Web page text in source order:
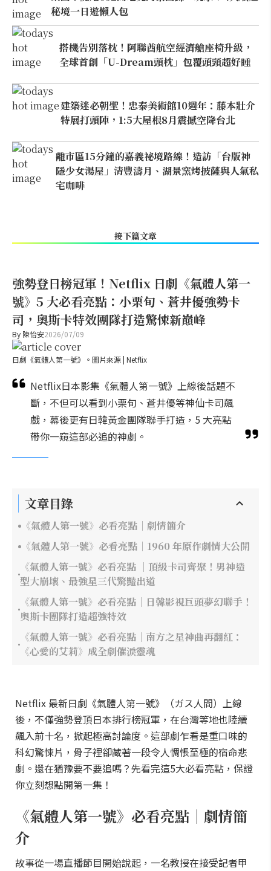
秘境一日遊懶人包
搭機告別落枕！阿聯酋航空經濟艙座椅升級，
全球首創「U-Dream頭枕」包覆頭頸超好睡
建築迷必朝聖！忠泰美術館10週年：藤本壯介
特展打頭陣，1:5大屋根8月震撼空降台北
離市區15分鐘的嘉義祕境路線！造訪「台版神
隱少女湯屋」清豐濤月、湖景窯烤披薩與人氣私
宅咖啡
接下篇文章
強勢登日榜冠軍！Netflix 日劇《氣體人第一
號》5 大必看亮點：小栗旬、蒼井優強勢卡
司，奧斯卡特效團隊打造驚悚新巔峰
By 陳怡安2026/07/09
日劇《氣體人第一號》。圖片來源 | Netflix
Netflix日本影集《氣體人第一號》上線後話題不
斷，不但可以看到小栗旬、蒼井優等神仙卡司飆
戲，幕後更有日韓黃金團隊聯手打造，5 大亮點
帶你一窺這部必追的神劇。
文章目錄
《氣體人第一號》必看亮點｜劇情簡介
《氣體人第一號》必看亮點｜1960 年原作劇情大公開
《氣體人第一號》必看亮點 ｜頂級卡司齊聚！男神造
型大崩壞、最強星三代驚豔出道
《氣體人第一號》必看亮點｜日韓影視巨頭夢幻聯手！
奧斯卡團隊打造超強特效
《氣體人第一號》必看亮點｜南方之星神曲再翻紅：
《心愛的艾莉》成全劇催淚靈魂
Netflix 最新日劇《氣體人第一號》（ガス人間）上線
後，不僅強勢登頂日本排行榜冠軍，在台灣等地也陸續
飆入前十名，掀起極高討論度。這部劇乍看是重口味的
科幻驚悚片，骨子裡卻藏著一段令人惆悵至極的宿命悲
劇。還在猶豫要不要追嗎？先看完這5大必看亮點，保證
你立刻想點開第一集！
《氣體人第一號》必看亮點｜劇情簡
介
故事從一場直播節目開始說起，一名教授在接受記者甲